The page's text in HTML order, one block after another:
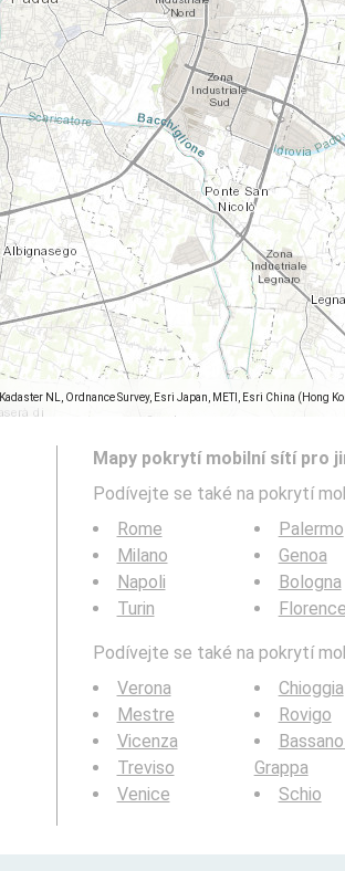
NL, Ordnance Survey, Esri Japan, METI, Esri China
Mapy pokrytí mobilní sítí pro
Podívejte se také na pokrytí
Rome
Milano
Napoli
Turin
Palermo
Genoa
Bologna
Florence
Podívejte se také na pokrytí
Verona
Mestre
Vicenza
Treviso
Venice
Chioggia
Rovigo
Grappa
Schio